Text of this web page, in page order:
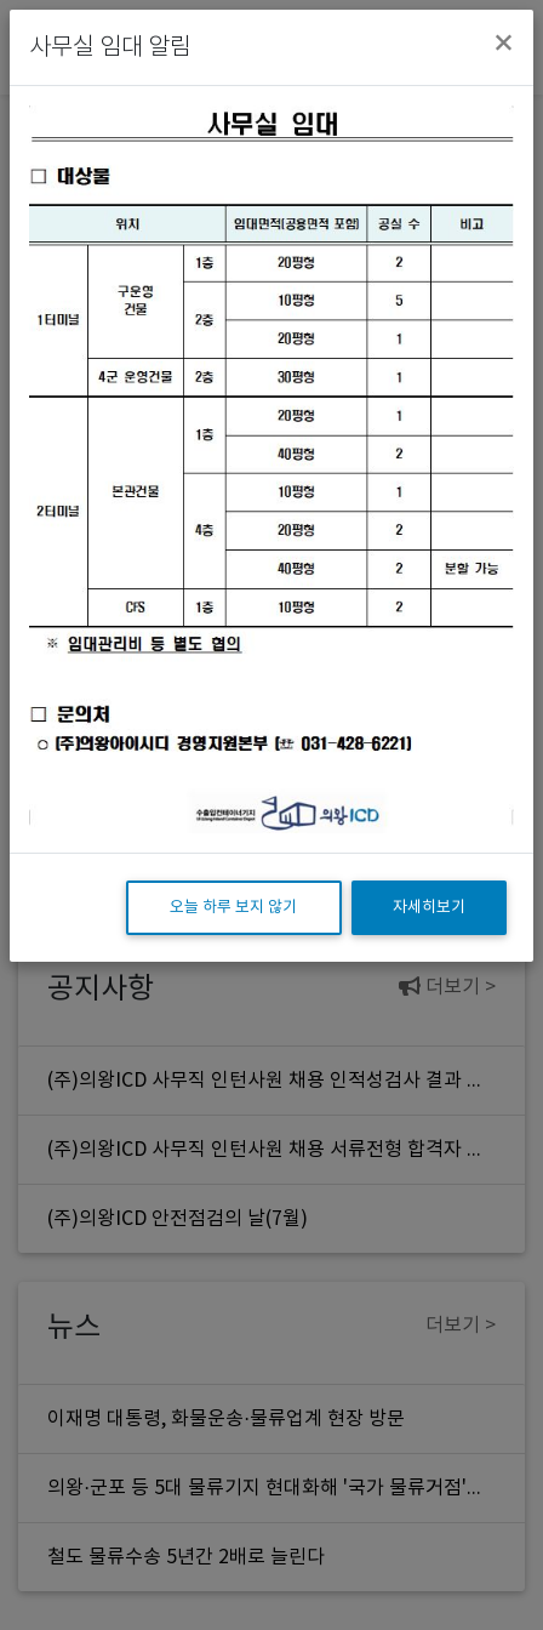
Previous
화물/차량번호 조회
더보기 >
공지사항
(주)의왕ICD 사무직 인턴사원 채용 인적성검사 결과 및 면접전형 공고
(주)의왕ICD 사무직 인턴사원 채용 서류전형 합격자 및 인적성 검사 공고
(주)의왕ICD 안전점검의 날(7월)
더보기 >
뉴스
이재명 대통령, 화물운송·물류업계 현장 방문
의왕·군포 등 5대 물류기지 현대화해 '국가 물류거점'으로 키운다
철도 물류수송 5년간 2배로 늘린다
사무실 임대 알림 ×
오늘 하루 보지 않기 자세히보기